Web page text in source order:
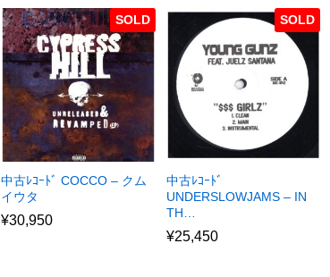
SOLD
中古ﾚｺｰﾄﾞ COCCO – クム
イウタ
¥30,950
SOLD
中古ﾚｺｰﾄﾞ
UNDERSLOWJAMS – IN
TH…
¥25,450